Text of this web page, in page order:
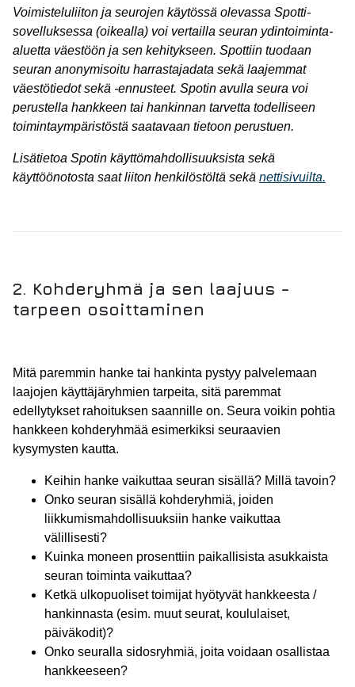
Voimisteluliiton ja seurojen käytössä olevassa Spotti-
sovelluksessa (oikealla) voi vertailla seuran ydintoiminta-
aluetta väestöön ja sen kehitykseen. Spottiin tuodaan
seuran anonymisoitu harrastajadata sekä laajemmat
väestötiedot sekä -ennusteet. Spotin avulla seura voi
perustella hankkeen tai hankinnan tarvetta todelliseen
toimintaympäristöstä saatavaan tietoon perustuen.
Lisätietoa Spotin käyttömahdollisuuksista sekä
käyttöönotosta saat liiton henkilöstöltä sekä nettisivuilta.
2. Kohderyhmä ja sen laajuus -
tarpeen osoittaminen
Mitä paremmin hanke tai hankinta pystyy palvelemaan
laajojen käyttäjäryhmien tarpeita, sitä paremmat
edellytykset rahoituksen saannille on. Seura voikin pohtia
hankkeen kohderyhmää esimerkiksi seuraavien
kysymysten kautta.
Keihin hanke vaikuttaa seuran sisällä? Millä tavoin?
Onko seuran sisällä kohderyhmiä, joiden
liikkumismahdollisuuksiin hanke vaikuttaa
välillisesti?
Kuinka moneen prosenttiin paikallisista asukkaista
seuran toiminta vaikuttaa?
Ketkä ulkopuoliset toimijat hyötyvät hankkeesta /
hankinnasta (esim. muut seurat, koululaiset,
päiväkodit)?
Onko seuralla sidosryhmiä, joita voidaan osallistaa
hankkeeseen?